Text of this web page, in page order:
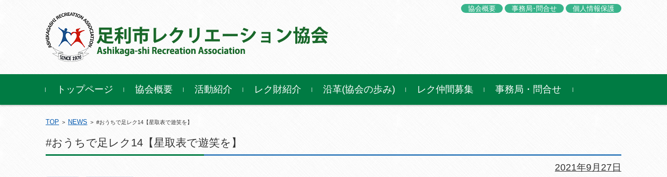
協会概要 事務局･問合せ 個人情報保護
コンテンツに移動
トップページ 協会概要 活動紹介 レク財紹介 沿革(協会の歩み) レク仲間募集 事務局・問合せ
TOP > NEWS > #おうちで足レク14【星取表で遊笑を】
#おうちで足レク14【星取表で遊笑を】
2021年9月27日